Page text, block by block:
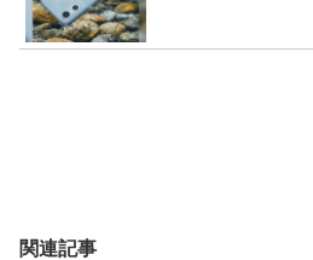
関連記事